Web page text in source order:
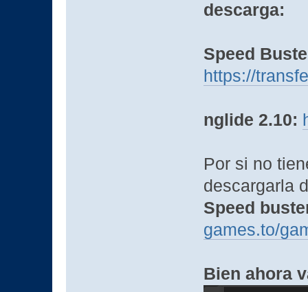
descarga:
Speed
https://
nglide 2.10:
Por si no
descargarla
Speed
games.to/
Bien ahora